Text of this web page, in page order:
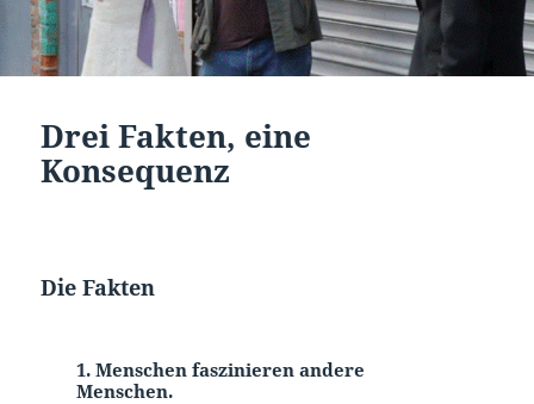
Drei Fakten, eine
Konsequenz
Die Fakten
1. Menschen faszinieren andere
Menschen.